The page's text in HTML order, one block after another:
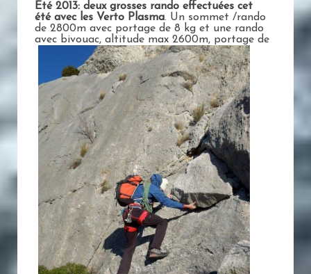
Eté 2013: deux grosses rando effectuées cet
été avec les Verto Plasma. Un sommet /rando
de 2800m avec portage de 8 kg et une rando
avec bivouac, altitude max 2600m, portage de